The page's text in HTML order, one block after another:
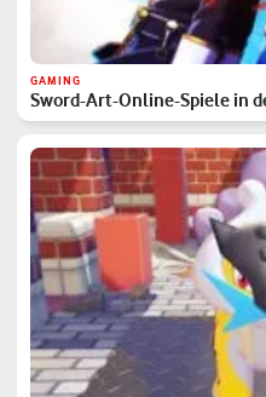
GAMING
Sword-Art-Online-Spiele in